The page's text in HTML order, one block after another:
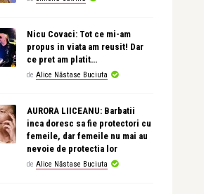
Nicu Covaci: Tot ce mi-am
propus in viata am reusit! Dar
ce pret am platit…
de Alice Năstase Buciuta
AURORA LIICEANU: Barbatii
inca doresc sa fie protectori cu
femeile, dar femeile nu mai au
nevoie de protectia lor
de Alice Năstase Buciuta